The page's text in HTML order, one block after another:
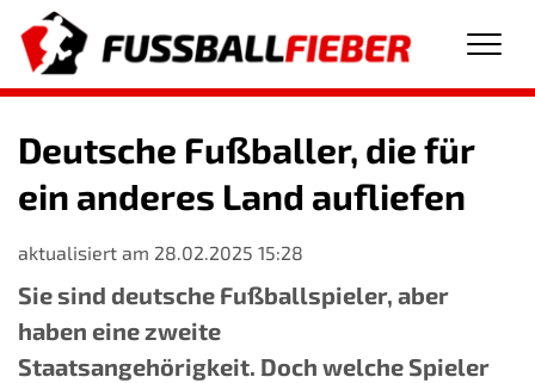
Deutsche Fußballer, die für
ein anderes Land aufliefen
aktualisiert am 28.02.2025 15:28
Sie sind deutsche Fußballspieler, aber
haben eine zweite
Staatsangehörigkeit. Doch welche Spieler